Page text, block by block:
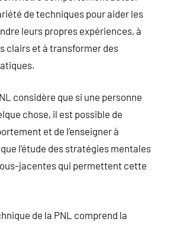
de techniques pour aider les
leurs propres expériences, à
clairs et à transformer des
considère que si une personne
chose, il est possible de
et de l’enseigner à
l’étude des stratégies mentales
jacentes qui permettent cette
de la PNL comprend la